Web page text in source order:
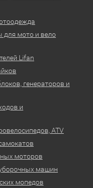
мото и вело
Lifan
генераторов и
и
ATV
моторов
машин
мопедов